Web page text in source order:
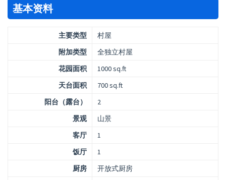
基本资料
主要类型
村屋
附加类型
全独立村屋
花园面积
1000 sq.ft
天台面积
700 sq.ft
阳台（露台）
2
景观
山景
客厅
1
饭厅
1
厨房
开放式厨房